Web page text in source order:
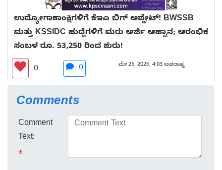
ಉದ್ಯೋಗಾಕಾಂಕ್ಷಿಗಳಿಗೆ ಕೆಇಎ ಬಿಗ್ ಅಪ್ಡೇಟ್! BWSSB
ಮತ್ತು KSSIDC ಹುದ್ದೆಗಳಿಗೆ ಮರು ಅರ್ಜಿ ಆಹ್ವಾನ; ಆರಂಭಿಕ
ಸಂಬಳ ರೂ. 53,250 ರಿಂದ ಶುರು!
0 0 ಮೇ 25, 2026, 4:03 ಅಪರಾಹ್ನ
Comments
Comment
Text:
*